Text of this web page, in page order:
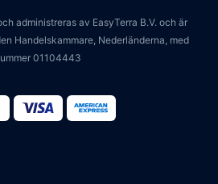
administreras av EasyTerra B.V. och är
Handelskammare, Nederländerna, med
01104443